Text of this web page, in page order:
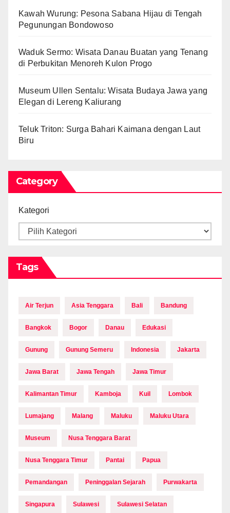
Kawah Wurung: Pesona Sabana Hijau di Tengah
Pegunungan Bondowoso
Waduk Sermo: Wisata Danau Buatan yang Tenang
di Perbukitan Menoreh Kulon Progo
Museum Ullen Sentalu: Wisata Budaya Jawa yang
Elegan di Lereng Kaliurang
Teluk Triton: Surga Bahari Kaimana dengan Laut
Biru
Category
Kategori
Tags
Air Terjun Asia Tenggara Bali Bandung
Bangkok Bogor Danau Edukasi
Gunung Gunung Semeru Indonesia Jakarta
Jawa Barat Jawa Tengah Jawa Timur
Kalimantan Timur Kamboja Kuil Lombok
Lumajang Malang Maluku Maluku Utara
Museum Nusa Tenggara Barat
Nusa Tenggara Timur Pantai Papua
Pemandangan Peninggalan Sejarah Purwakarta
Singapura Sulawesi Sulawesi Selatan